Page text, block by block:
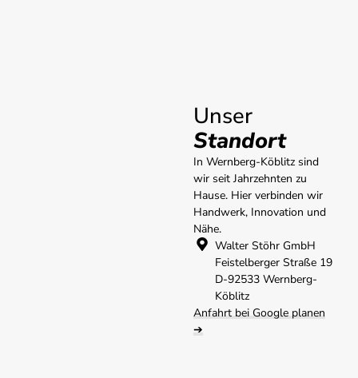
Unser
Standort
In Wernberg-Köblitz sind
wir seit Jahrzehnten zu
Hause. Hier verbinden wir
Handwerk, Innovation und
Nähe.
Walter Stöhr GmbH
Feistelberger Straße 19
D-92533 Wernberg-
Köblitz
Anfahrt bei Google planen
➔